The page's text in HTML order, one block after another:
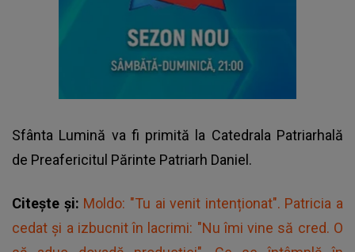
Sfânta Lumină va fi primită la Catedrala Patriarhală
de Preafericitul Părinte Patriarh Daniel.
Citește și: Moldo: "Tu ai venit intenționat". Patricia a
cedat și a izbucnit în lacrimi: "Nu îmi vine să cred. O